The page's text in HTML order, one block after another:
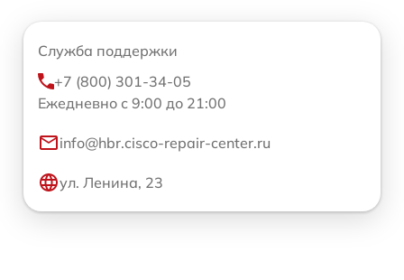
Служба поддержки
+7 (800) 301-34-05
Ежедневно с 9:00 до 21:00
info@hbr.cisco-repair-center.ru
ул. Ленина, 23